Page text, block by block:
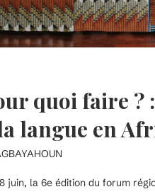
quoi faire ?
langue en
juin, la 6e édition du forum